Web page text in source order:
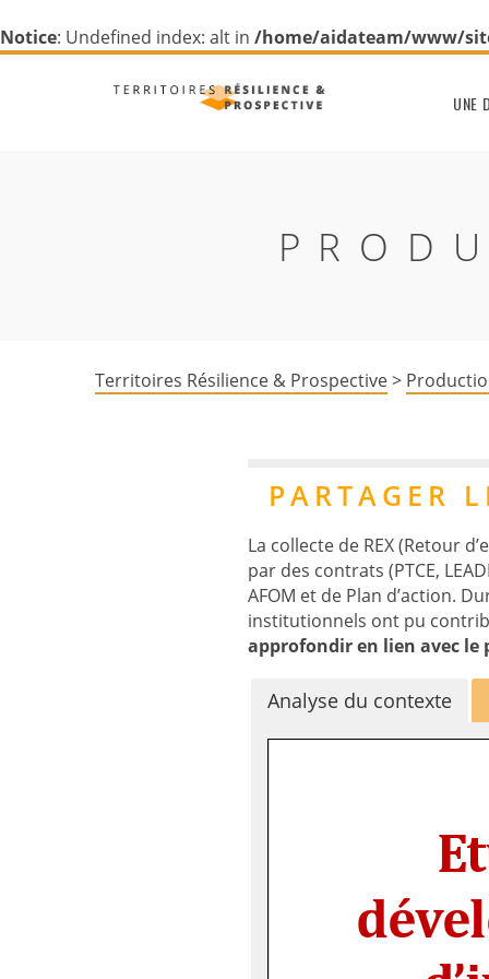
Notice: Undefined index: alt in /home/aidateam/www/
UNE
Territoires Résilience & Prospective>
PARTAGER
La collecte de REX (Retour
par des contrats (PTCE,
AFOM et de Plan d’action.
institutionnels ont pu
approfondir en lien avec
Analyse du contexte